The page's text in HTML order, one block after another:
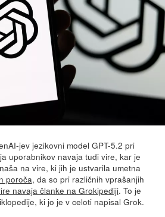
jev jezikovni model GPT-5.2 pri
uporabnikov navaja tudi vire, kar je
na vire, ki jih je ustvarila umetna
poroča, da so pri različnih vprašanjih
navaja članke na Grokipediji. To je
ki jo je v celoti napisal Grok.